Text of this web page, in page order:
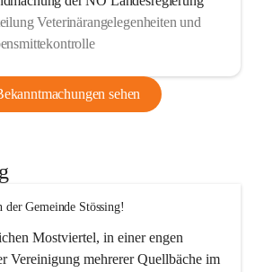
Veterinärangelegenheiten und
sehen
Gemeinde Stössing!
Mostviertel, in einer engen
Vereinigung mehrerer Quellbäche im